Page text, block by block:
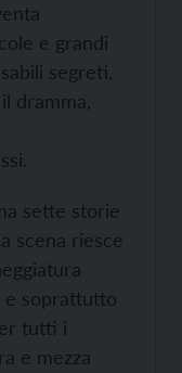
e grandi
segreti,
dramma,
sette storie
scena riesce
e soprattutto
tutti i
e mezza